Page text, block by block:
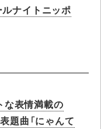
ルナイトニッポ
な表情満載の
題曲「にゃんて